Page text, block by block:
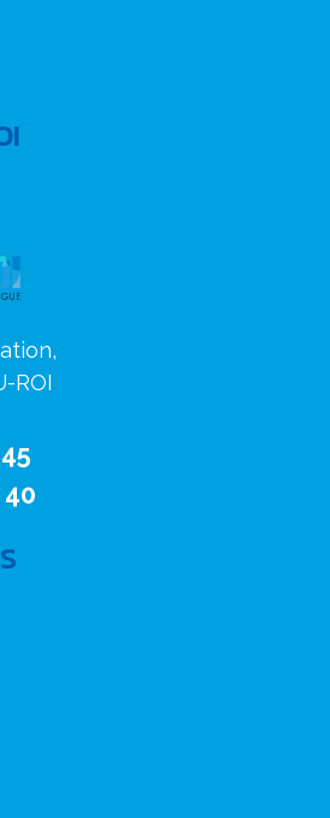
ROI